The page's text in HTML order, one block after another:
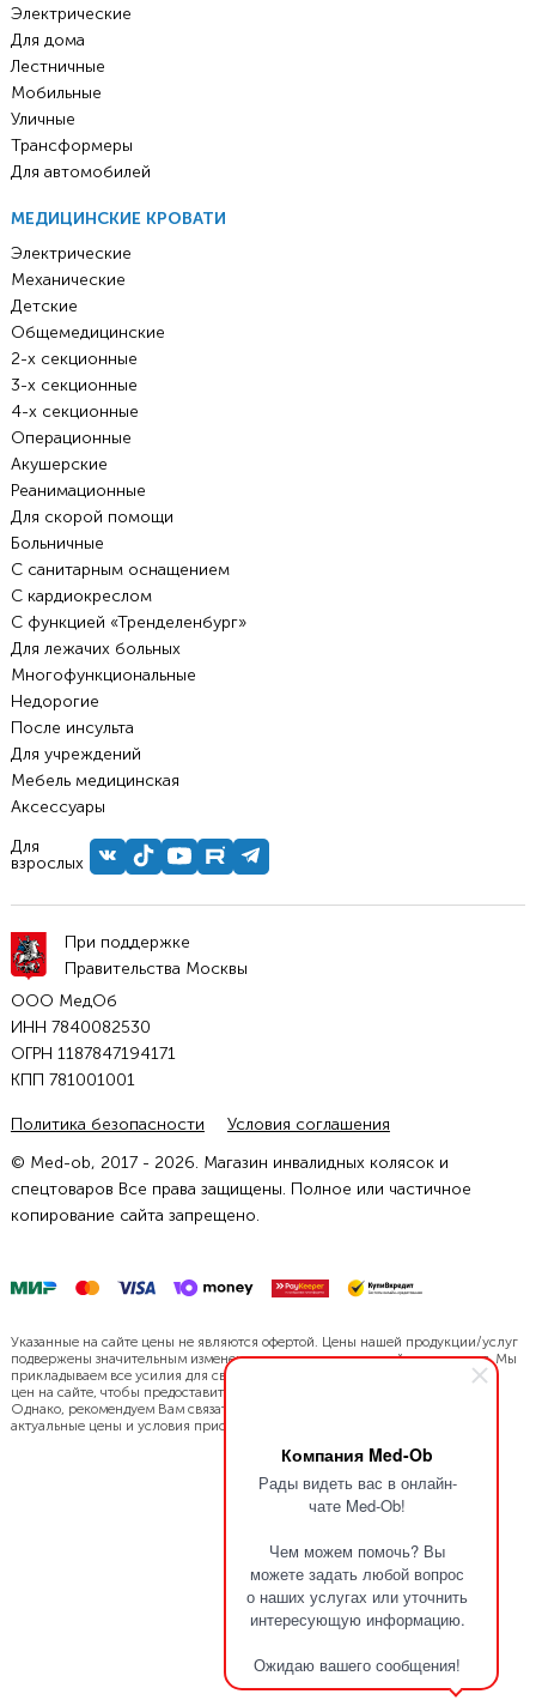
Компания Med-Ob
Рады видеть вас в онлайн-
чате Med-Ob!
Чем можем помочь? Вы
можете задать любой вопрос
о наших услугах или уточнить
интересующую информацию.
Ожидаю вашего сообщения!
Электрические
Для дома
Лестничные
Мобильные
Уличные
Трансформеры
Для автомобилей
МЕДИЦИНСКИЕ КРОВАТИ
Электрические
Механические
Детские
Общемедицинские
2-х секционные
3-х секционные
4-х секционные
Операционные
Акушерские
Реанимационные
Для скорой помощи
Больничные
С санитарным оснащением
С кардиокреслом
С функцией «Тренделенбург»
Для лежачих больных
Многофункциональные
Недорогие
После инсульта
Для учреждений
Мебель медицинская
Аксессуары
Для
взрослых
При поддержке
Правительства Москвы
ООО МедОб
ИНН 7840082530
ОГРН 1187847194171
КПП 781001001
Политика безопасности
Условия соглашения
© Med-ob, 2017 - 2026. Магазин инвалидных колясок и
спецтоваров Все права защищены. Полное или частичное
копирование сайта запрещено.
Указанные на сайте цены не являются офертой. Цены нашей продукции/услуг
подвержены значительным изменениям в связи с динамикой курса валют. Мы
прикладываем все усилия для своевременной актуализации и обновления
цен на сайте, чтобы предоставить Вам наиболее точную информацию.
Однако, рекомендуем Вам связаться с нами напрямую, чтобы уточнить
актуальные цены и условия приобретения.